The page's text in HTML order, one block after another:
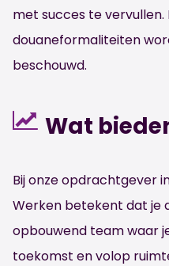
met succes te vervullen.
douaneformaliteiten
beschouwd.
Wat
Bij onze opdrachtgever
Werken betekent dat je
opbouwend team waar
toekomst en volop